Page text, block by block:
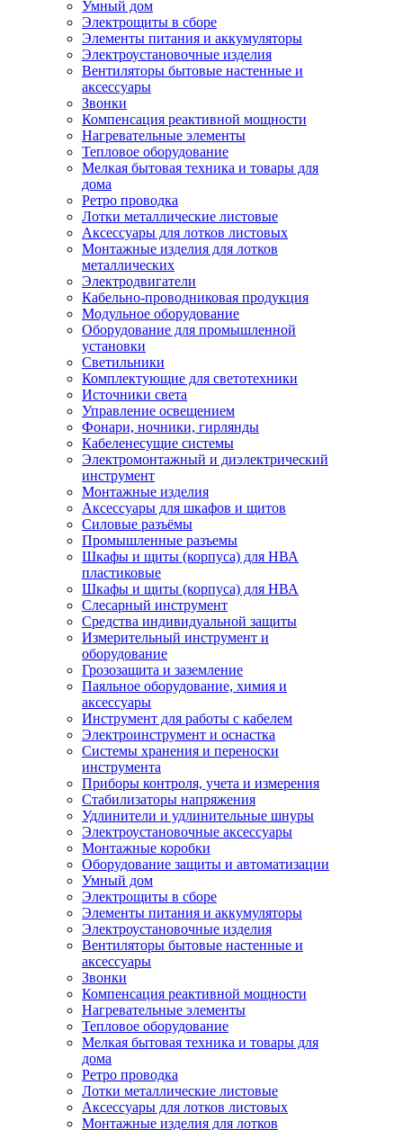
Умный дом
Электрощиты в сборе
Элементы питания и аккумуляторы
Электроустановочные изделия
Вентиляторы бытовые настенные и
аксессуары
Звонки
Компенсация реактивной мощности
Нагревательные элементы
Тепловое оборудование
Мелкая бытовая техника и товары для
дома
Ретро проводка
Лотки металлические листовые
Аксессуары для лотков листовых
Монтажные изделия для лотков
металлических
Электродвигатели
Кабельно-проводниковая продукция
Модульное оборудование
Оборудование для промышленной
установки
Светильники
Комплектующие для светотехники
Источники света
Управление освещением
Фонари, ночники, гирлянды
Кабеленесущие системы
Электромонтажный и диэлектрический
инструмент
Монтажные изделия
Аксессуары для шкафов и щитов
Силовые разъёмы
Промышленные разъемы
Шкафы и щиты (корпуса) для НВА
пластиковые
Шкафы и щиты (корпуса) для НВА
Слесарный инструмент
Средства индивидуальной защиты
Измерительный инструмент и
оборудование
Грозозащита и заземление
Паяльное оборудование, химия и
аксессуары
Инструмент для работы с кабелем
Электроинструмент и оснастка
Системы хранения и переноски
инструмента
Приборы контроля, учета и измерения
Стабилизаторы напряжения
Удлинители и удлинительные шнуры
Электроустановочные аксессуары
Монтажные коробки
Оборудование защиты и автоматизации
Умный дом
Электрощиты в сборе
Элементы питания и аккумуляторы
Электроустановочные изделия
Вентиляторы бытовые настенные и
аксессуары
Звонки
Компенсация реактивной мощности
Нагревательные элементы
Тепловое оборудование
Мелкая бытовая техника и товары для
дома
Ретро проводка
Лотки металлические листовые
Аксессуары для лотков листовых
Монтажные изделия для лотков